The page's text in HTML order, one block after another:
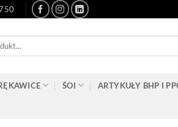
ŚOI ARTYKUŁY BHP I